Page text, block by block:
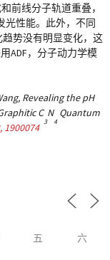
前线分子轨道重叠，
光性能。此外，不同
势没有明显变化，这
ADF，分子动力学模
Revealing the pH
C
3
N
4
Quantum
1900074
五 六